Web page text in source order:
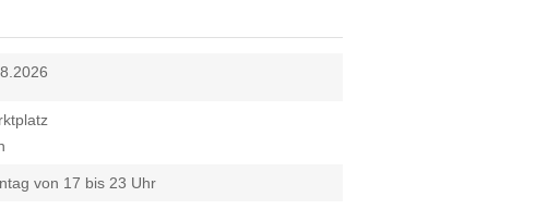
von 17 bis 23 Uhr